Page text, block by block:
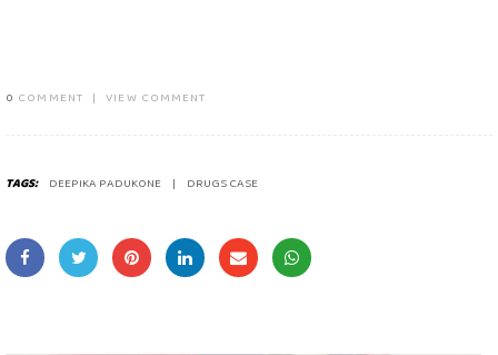
0 COMMENT | VIEW COMMENT
TAGS: DEEPIKA PADUKONE DRUGS CASE